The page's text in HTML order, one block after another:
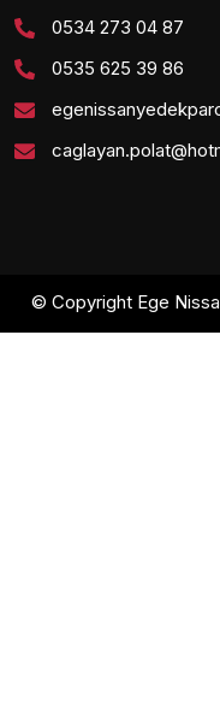
0534 273 04 87
0535 625 39 86
© Copyright Ege